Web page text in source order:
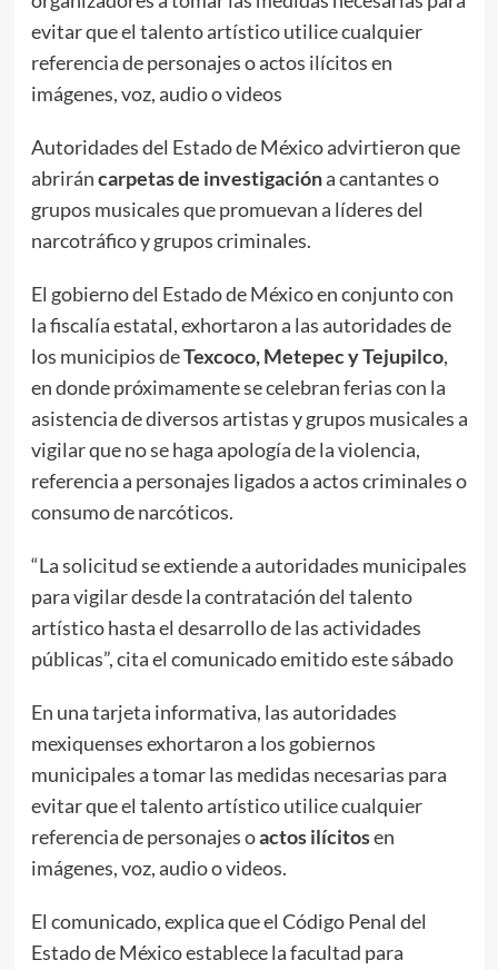
evitar que el talento artístico utilice cualquier
referencia de personajes o actos ilícitos en
imágenes, voz, audio o videos
Autoridades del Estado de México advirtieron que
abriráncarpetas de investigacióna cantantes o
grupos musicales que promuevan a líderes del
narcotráfico y grupos criminales.
El gobierno del Estado de México en conjunto con
la fiscalía estatal, exhortaron a las autoridades de
los municipios deTexcoco, Metepec y Tejupilco,
en donde próximamente se celebran ferias con la
asistencia de diversos artistas y grupos musicales a
vigilar que no se haga apología de la violencia,
referencia a personajes ligados a actos criminales o
consumo de narcóticos.
“La solicitud se extiende a autoridades municipales
para vigilar desde la contratación del talento
artístico hasta el desarrollo de las actividades
públicas”, cita el comunicado emitido este sábado
En una tarjeta informativa, las autoridades
mexiquenses exhortaron a los gobiernos
municipales a tomar las medidas necesarias para
evitar que el talento artístico utilice cualquier
referencia de personajes oactos ilícitosen
imágenes, voz, audio o videos.
El comunicado, explica que el Código Penal del
Estado de México establece la facultad para